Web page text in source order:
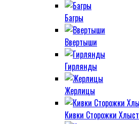
Багры
Ввертыши
Гирлянды
Жерлицы
Кивки Сторожки Хлыст